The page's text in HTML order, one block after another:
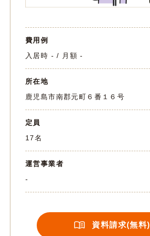
費用例
入居時 - / 月額 -
所在地
鹿児島市南郡元町６番１６号
定員
17名
運営事業者
-
資料請求(無料)